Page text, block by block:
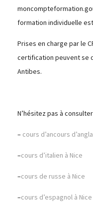
formation individuelle
Prises en charge par le
certification peuvent se
Antibes.
N’hésitez pas à
– cours d’ancours
–cours d’italien à Nice
–cours de russe à Nice
–cours d’espagnol à Nice